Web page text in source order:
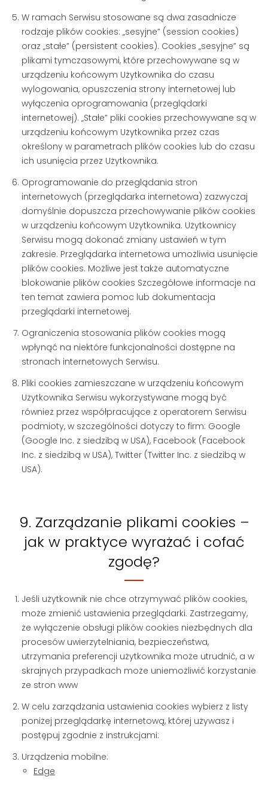
W ramach Serwisu stosowane są dwa zasadnicze
rodzaje plików cookies: „sesyjne” (session cookies)
oraz „stałe” (persistent cookies). Cookies „sesyjne” są
plikami tymczasowymi, które przechowywane są w
urządzeniu końcowym Użytkownika do czasu
wylogowania, opuszczenia strony internetowej lub
wyłączenia oprogramowania (przeglądarki
internetowej). „Stałe” pliki cookies przechowywane są w
urządzeniu końcowym Użytkownika przez czas
określony w parametrach plików cookies lub do czasu
ich usunięcia przez Użytkownika.
Oprogramowanie do przeglądania stron
internetowych (przeglądarka internetowa) zazwyczaj
domyślnie dopuszcza przechowywanie plików cookies
w urządzeniu końcowym Użytkownika. Użytkownicy
Serwisu mogą dokonać zmiany ustawień w tym
zakresie. Przeglądarka internetowa umożliwia usunięcie
plików cookies. Możliwe jest także automatyczne
blokowanie plików cookies Szczegółowe informacje na
ten temat zawiera pomoc lub dokumentacja
przeglądarki internetowej.
Ograniczenia stosowania plików cookies mogą
wpłynąć na niektóre funkcjonalności dostępne na
stronach internetowych Serwisu.
Pliki cookies zamieszczane w urządzeniu końcowym
Użytkownika Serwisu wykorzystywane mogą być
również przez współpracujące z operatorem Serwisu
podmioty, w szczególności dotyczy to firm: Google
(Google Inc. z siedzibą w USA), Facebook (Facebook
Inc. z siedzibą w USA), Twitter (Twitter Inc. z siedzibą w
USA).
9. Zarządzanie plikami cookies –
jak w praktyce wyrażać i cofać
zgodę?
Jeśli użytkownik nie chce otrzymywać plików cookies,
może zmienić ustawienia przeglądarki. Zastrzegamy,
że wyłączenie obsługi plików cookies niezbędnych dla
procesów uwierzytelniania, bezpieczeństwa,
utrzymania preferencji użytkownika może utrudnić, a w
skrajnych przypadkach może uniemożliwić korzystanie
ze stron www
W celu zarządzania ustawienia cookies wybierz z listy
poniżej przeglądarkę internetową, której używasz i
postępuj zgodnie z instrukcjami:
Urządzenia mobilne:
Edge